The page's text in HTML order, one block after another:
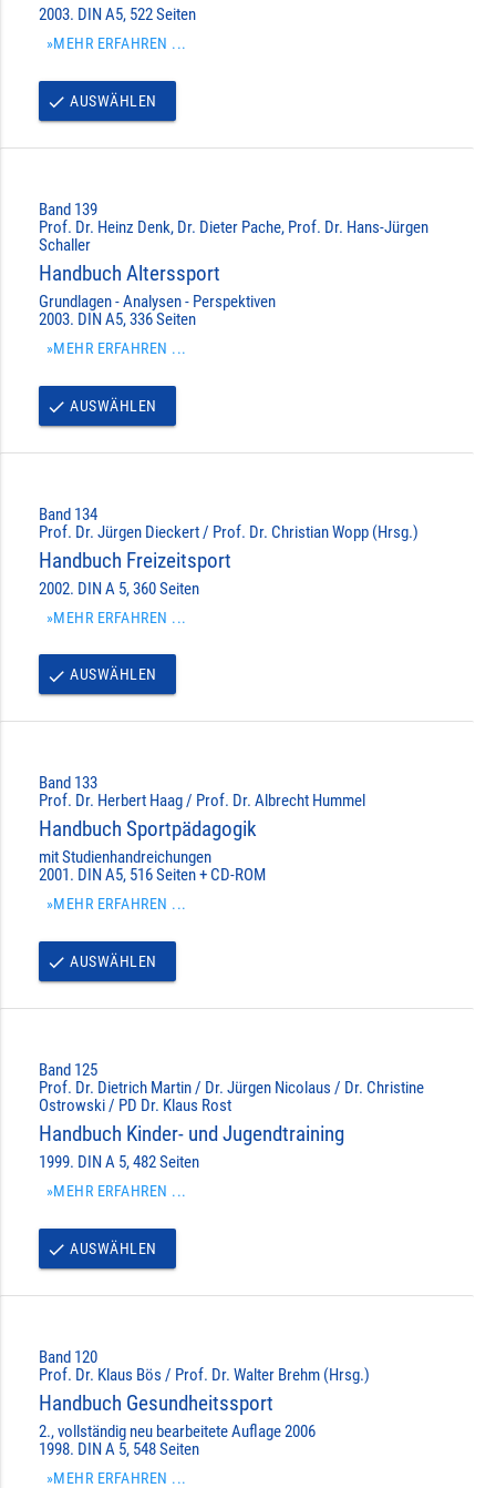
2003. DIN A5, 522 Seiten
»MEHR ERFAHREN ...
done AUSWÄHLEN
Band 139
Prof. Dr. Heinz Denk, Dr. Dieter Pache, Prof. Dr. Hans-Jürgen
Schaller
Handbuch Alterssport
Grundlagen - Analysen - Perspektiven
2003. DIN A5, 336 Seiten
»MEHR ERFAHREN ...
done AUSWÄHLEN
Band 134
Prof. Dr. Jürgen Dieckert / Prof. Dr. Christian Wopp (Hrsg.)
Handbuch Freizeitsport
2002. DIN A 5, 360 Seiten
»MEHR ERFAHREN ...
done AUSWÄHLEN
Band 133
Prof. Dr. Herbert Haag / Prof. Dr. Albrecht Hummel
Handbuch Sportpädagogik
mit Studienhandreichungen
2001. DIN A5, 516 Seiten + CD-ROM
»MEHR ERFAHREN ...
done AUSWÄHLEN
Band 125
Prof. Dr. Dietrich Martin / Dr. Jürgen Nicolaus / Dr. Christine
Ostrowski / PD Dr. Klaus Rost
Handbuch Kinder- und Jugendtraining
1999. DIN A 5, 482 Seiten
»MEHR ERFAHREN ...
done AUSWÄHLEN
Band 120
Prof. Dr. Klaus Bös / Prof. Dr. Walter Brehm (Hrsg.)
Handbuch Gesundheitssport
2., vollständig neu bearbeitete Auflage 2006
1998. DIN A 5, 548 Seiten
»MEHR ERFAHREN ...